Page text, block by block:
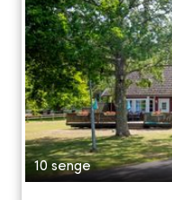
10 senge